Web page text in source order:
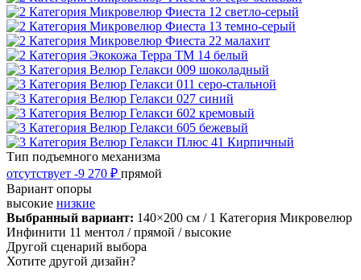
Тип подъемного механизма
отсутствует -9 270 ₽ прямой
Вариант опоры
высокие низкие
Выбранный вариант: 140×200 см / 1 Категория Микровелюр
Инфинити 11 ментол / прямой / высокие
Другой сценарий выбора
Хотите другой дизайн?